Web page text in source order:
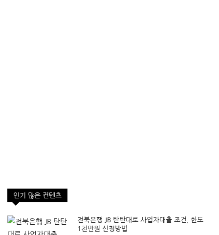
인기 많은 컨텐츠
전북은행 JB 탄탄대로 사업자대출 조건, 한도
1천만원 신청방법